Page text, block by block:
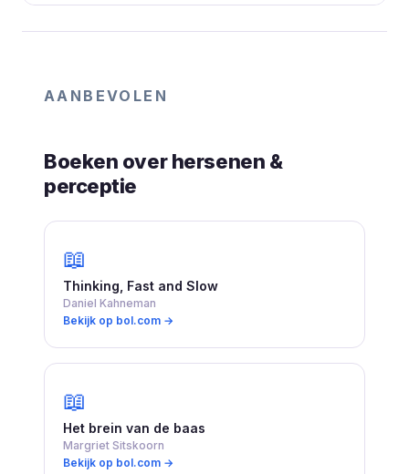
AANBEVOLEN
Boeken over hersenen &
perceptie
📖
Thinking, Fast and Slow
Daniel Kahneman
Bekijk op bol.com →
📖
Het brein van de baas
Margriet Sitskoorn
Bekijk op bol.com →